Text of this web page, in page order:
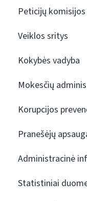
Peticijų
Veiklos sritys
Kokybės vadyba
Mokesčių
Korupcijos
Pranešėjų
Administracinė
Statistiniai